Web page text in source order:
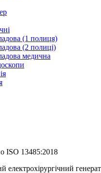
(1 полиця)
(2 полиці)
медична
ISO 13485:2018
електрохірургічний